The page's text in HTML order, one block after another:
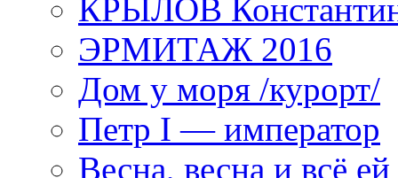
КРЫЛОВ
ЭРМИТАЖ 2016
Дом у моря /курорт/
Петр I — император
Весна, весна и всё